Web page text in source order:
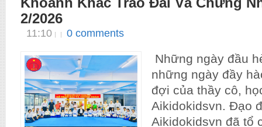
2/2026
11:10 0 comments
Những ngày đầu
những ngày đầy
đợi của thầy cô,
Aikidokidsvn. Đạo
Aikidokidsvn đã tổ